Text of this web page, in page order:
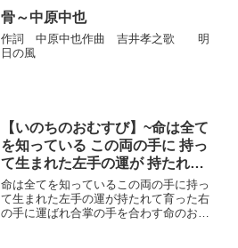
生過ぎやすし。今に至りて、誰か百年の
ぎょうたいをたもつべきや...
骨～中原中也
作詞 中原中也作曲 吉井孝之歌 明
日の風
【いのちのおむすび】~命は全て
を知っている この両の手に 持っ
て生まれた左手の運が 持たれて
育った右の手に運ばれ 合掌の手
を合わす命のお結び
命は全てを知っているこの両の手に持っ
て生まれた左手の運が持たれて育った右
の手に運ばれ合掌の手を合わす命のお結